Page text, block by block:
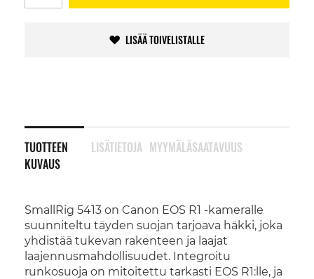
LISÄÄ TOIVELISTALLE
TUOTTEEN
KUVAUS
SmallRig 5413 on Canon EOS R1 -kameralle
suunniteltu täyden suojan tarjoava häkki, joka
yhdistää tukevan rakenteen ja laajat
laajennusmahdollisuudet. Integroitu
runkosuoja on mitoitettu tarkasti EOS R1:lle, ja
LISÄTIETOJA MYYMÄLÄSAATAVUUS